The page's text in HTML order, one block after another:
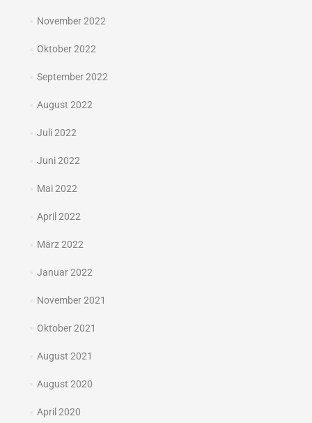
November 2022
Oktober 2022
September 2022
August 2022
Juli 2022
Juni 2022
Mai 2022
April 2022
März 2022
Januar 2022
November 2021
Oktober 2021
August 2021
August 2020
April 2020